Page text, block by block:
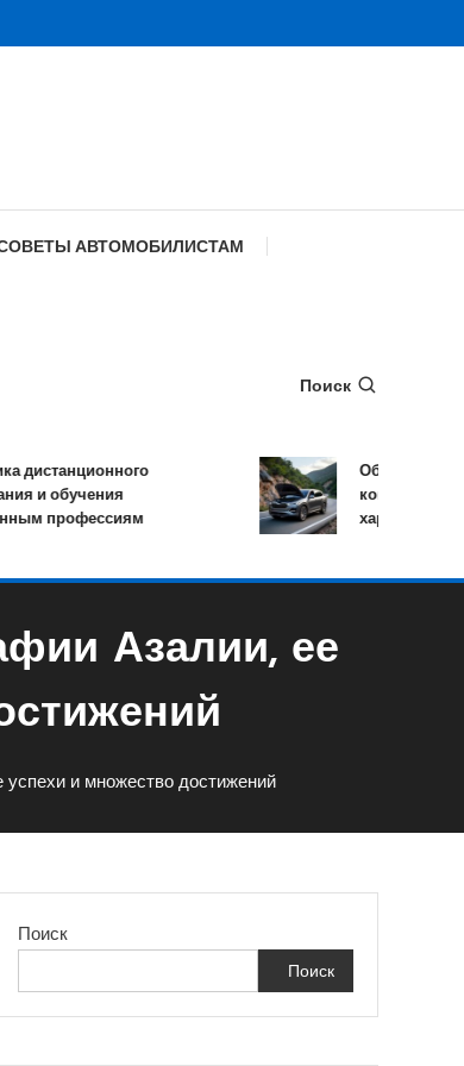
АВТОМОБИЛИСТАМ
Поиск
и обучения
профессиям
Обзор TANK 500:
комплектации и
характеристики
Азалии, ее
и множество достижений
Поиск
Поиск